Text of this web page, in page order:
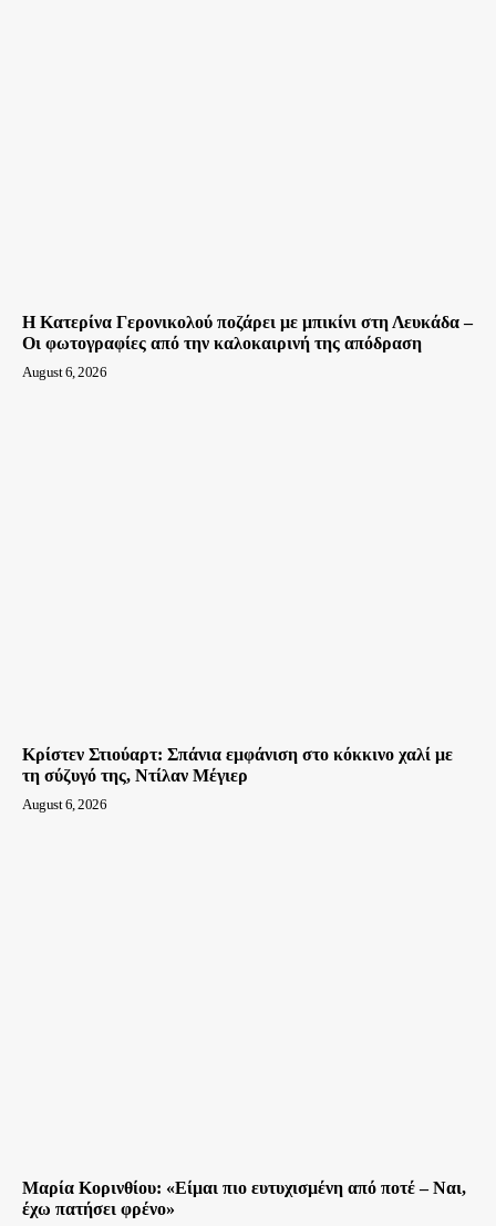
Η Κατερίνα Γερονικολού ποζάρει με μπικίνι στη Λευκάδα –
Οι φωτογραφίες από την καλοκαιρινή της απόδραση
August 6, 2026
Κρίστεν Στιούαρτ: Σπάνια εμφάνιση στο κόκκινο χαλί με
τη σύζυγό της, Ντίλαν Μέγιερ
August 6, 2026
Μαρία Κορινθίου: «Είμαι πιο ευτυχισμένη από ποτέ – Ναι,
έχω πατήσει φρένο»